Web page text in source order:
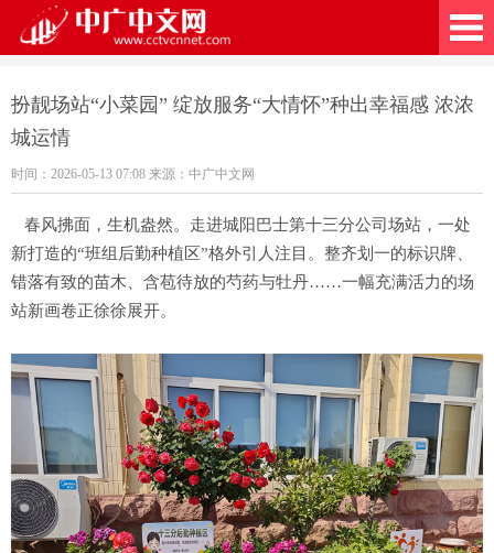
扮靓场站“小菜园” 绽放服务“大情怀”种出幸福感 浓浓
城运情
时间：2026-05-13 07:08 来源：中广中文网
春风拂面，生机盎然。走进城阳巴士第十三分公司场站，一处
新打造的“班组后勤种植区”格外引人注目。整齐划一的标识牌、
错落有致的苗木、含苞待放的芍药与牡丹……一幅充满活力的场
站新画卷正徐徐展开。